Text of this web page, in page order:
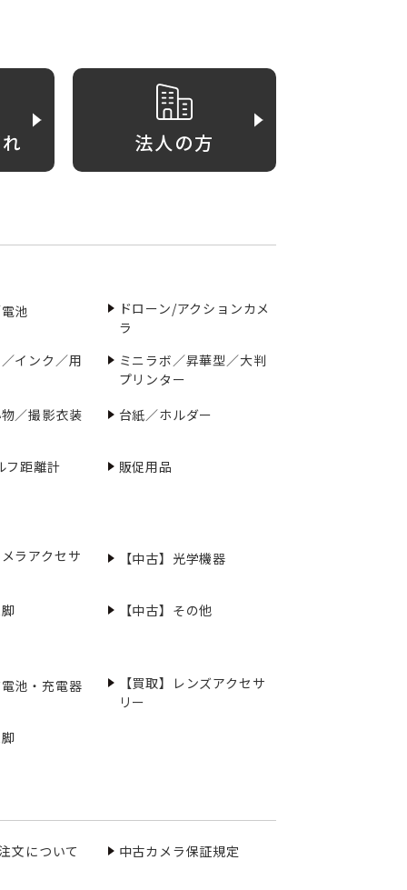
法人の方
池
ドローン/アクションカメ
ラ
インク／用
ミニラボ／昇華型／大判
プリンター
／撮影衣装
台紙／ホルダー
フ距離計 販促用品
ラアクセサ 【中古】光学機器
【中古】その他
池・充電器
【買取】レンズアクセサ
リー
文について 中古カメラ保証規定